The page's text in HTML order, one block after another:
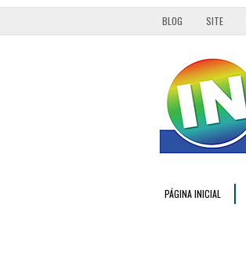
BLOG SITE
PÁGINA INICIAL